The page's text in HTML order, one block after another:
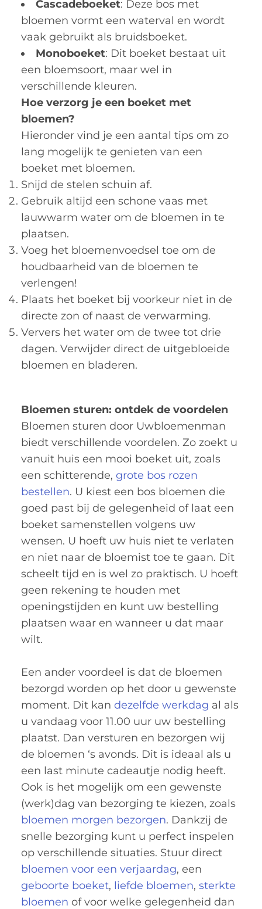
Cascadeboeket: Deze bos met
bloemen vormt een waterval en wordt
vaak gebruikt als bruidsboeket.
Monoboeket: Dit boeket bestaat uit
een bloemsoort, maar wel in
verschillende kleuren.
Hoe verzorg je een boeket met
bloemen?
Hieronder vind je een aantal tips om zo
lang mogelijk te genieten van een
boeket met bloemen.
Snijd de stelen schuin af.
Gebruik altijd een schone vaas met
lauwwarm water om de bloemen in te
plaatsen.
Voeg het bloemenvoedsel toe om de
houdbaarheid van de bloemen te
verlengen!
Plaats het boeket bij voorkeur niet in de
directe zon of naast de verwarming.
Ververs het water om de twee tot drie
dagen. Verwijder direct de uitgebloeide
bloemen en bladeren.
Bloemen sturen: ontdek de voordelen
Bloemen sturen door Uwbloemenman
biedt verschillende voordelen. Zo zoekt u
vanuit huis een mooi boeket uit, zoals
een schitterende, grote bos rozen
bestellen. U kiest een bos bloemen die
goed past bij de gelegenheid of laat een
boeket samenstellen volgens uw
wensen. U hoeft uw huis niet te verlaten
en niet naar de bloemist toe te gaan. Dit
scheelt tijd en is wel zo praktisch. U hoeft
geen rekening te houden met
openingstijden en kunt uw bestelling
plaatsen waar en wanneer u dat maar
wilt.
Een ander voordeel is dat de bloemen
bezorgd worden op het door u gewenste
moment. Dit kan dezelfde werkdag al als
u vandaag voor 11.00 uur uw bestelling
plaatst. Dan versturen en bezorgen wij
de bloemen ‘s avonds. Dit is ideaal als u
een last minute cadeautje nodig heeft.
Ook is het mogelijk om een gewenste
(werk)dag van bezorging te kiezen, zoals
bloemen morgen bezorgen. Dankzij de
snelle bezorging kunt u perfect inspelen
op verschillende situaties. Stuur direct
bloemen voor een verjaardag, een
geboorte boeket, liefde bloemen, sterkte
bloemen of voor welke gelegenheid dan